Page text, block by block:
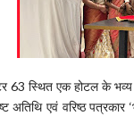
63 स्थित एक होटल के भव्य
अतिथि एवं वरिष्ठ